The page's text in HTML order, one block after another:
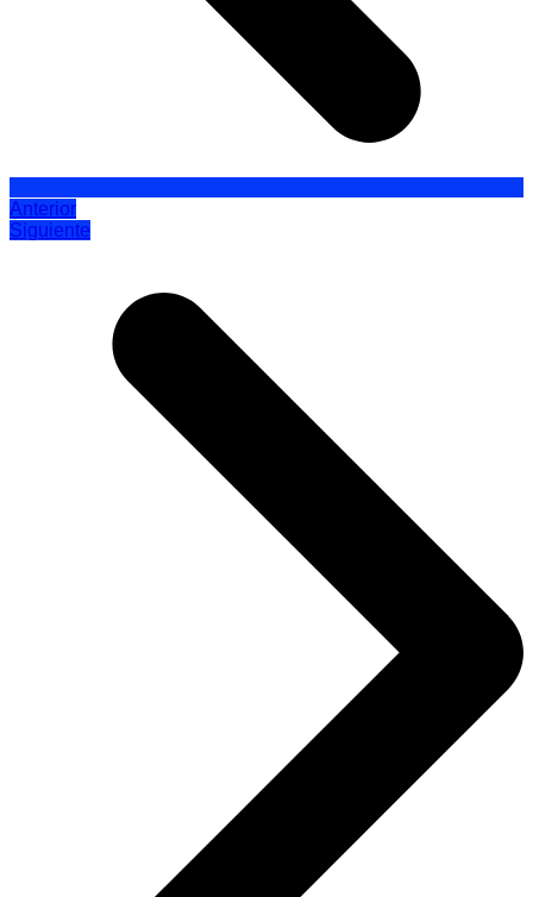
Anterior
Siguiente